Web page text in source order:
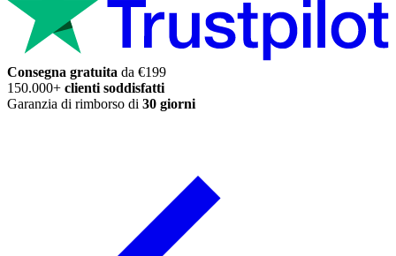
Consegna gratuita da €199
150.000+ clienti soddisfatti
Garanzia di rimborso di 30 giorni